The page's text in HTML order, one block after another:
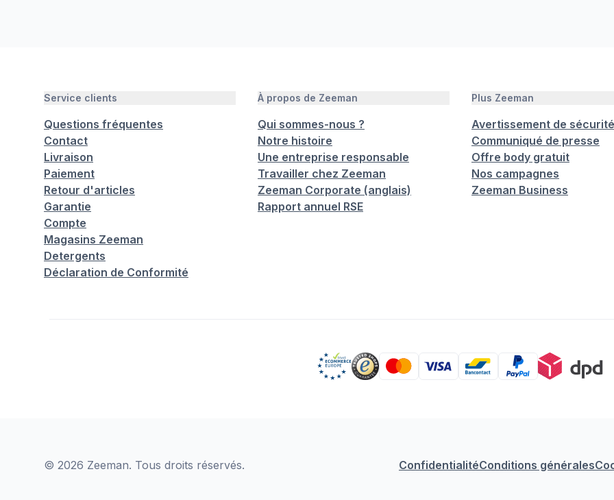
Service clients
Questions fréquentes
Contact
Livraison
Paiement
Retour d'articles
Garantie
Compte
Magasins Zeeman
Detergents
Déclaration de Conformité
À propos de Zeeman
Qui sommes-nous ?
Notre histoire
Une entreprise responsable
Travailler chez Zeeman
Zeeman Corporate (anglais)
Rapport annuel RSE
Plus Zeeman
Avertissement de sécurité
Communiqué de presse
Offre body gratuit
Nos campagnes
Zeeman Business
© 2026 Zeeman. Tous droits réservés. ConfidentialitéConditions générales